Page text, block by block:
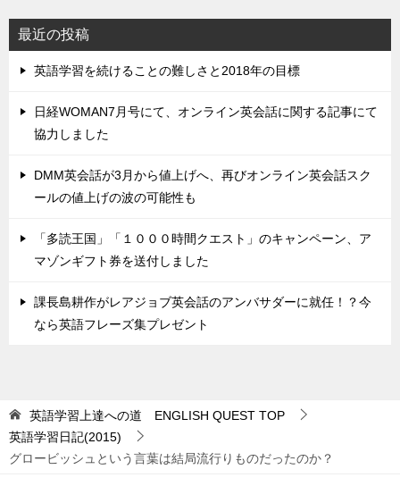
最近の投稿
英語学習を続けることの難しさと2018年の目標
日経WOMAN7月号にて、オンライン英会話に関する記事にて
協力しました
DMM英会話が3月から値上げへ、再びオンライン英会話スク
ールの値上げの波の可能性も
「多読王国」「１０００時間クエスト」のキャンペーン、ア
マゾンギフト券を送付しました
課長島耕作がレアジョブ英会話のアンバサダーに就任！？今
なら英語フレーズ集プレゼント
英語学習上達への道 ENGLISH QUEST TOP
英語学習日記(2015)
グロービッシュという言葉は結局流行りものだったのか？